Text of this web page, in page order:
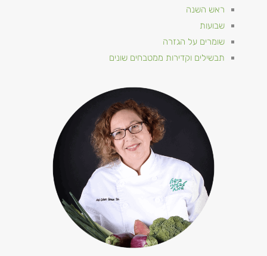
ראש השנה
שבועות
שומרים על הגזרה
תבשילים וקדירות ממטבחים שונים